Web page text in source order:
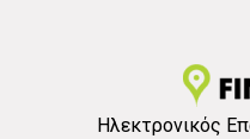
Ηλεκτρονικός